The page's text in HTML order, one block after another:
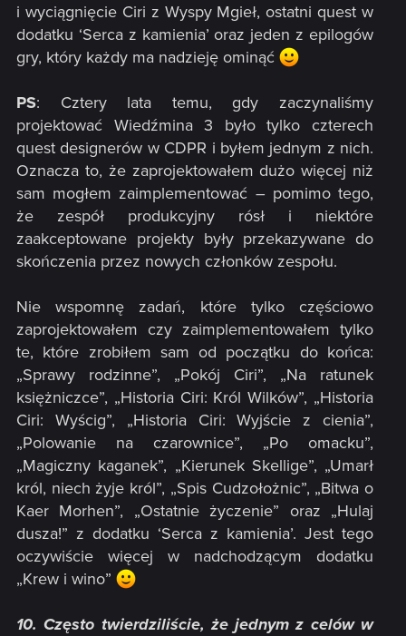
i wyciągnięcie Ciri z Wyspy Mgieł, ostatni quest w
dodatku ‘Serca z kamienia’ oraz jeden z epilogów
gry, który każdy ma nadzieję ominąć
PS: Cztery lata temu, gdy zaczynaliśmy
projektować Wiedźmina 3 było tylko czterech
quest designerów w CDPR i byłem jednym z nich.
Oznacza to, że zaprojektowałem dużo więcej niż
sam mogłem zaimplementować – pomimo tego,
że zespół produkcyjny rósł i niektóre
zaakceptowane projekty były przekazywane do
skończenia przez nowych członków zespołu.
Nie wspomnę zadań, które tylko częściowo
zaprojektowałem czy zaimplementowałem tylko
te, które zrobiłem sam od początku do końca:
„Sprawy rodzinne”, „Pokój Ciri”, „Na ratunek
księżniczce”, „Historia Ciri: Król Wilków”, „Historia
Ciri: Wyścig”, „Historia Ciri: Wyjście z cienia”,
„Polowanie na czarownice”, „Po omacku”,
„Magiczny kaganek”, „Kierunek Skellige”, „Umarł
król, niech żyje król”, „Spis Cudzołożnic”, „Bitwa o
Kaer Morhen”, „Ostatnie życzenie” oraz „Hulaj
dusza!” z dodatku ‘Serca z kamienia’. Jest tego
oczywiście więcej w nadchodzącym dodatku
„Krew i wino”
10. Często twierdziliście, że jednym z celów w